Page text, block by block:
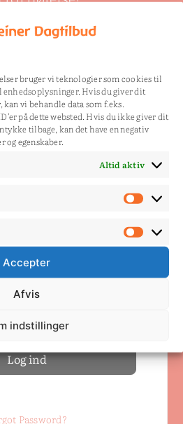
bruger vi teknologier som cookies til
enhedsoplysninger. Hvis du giver dit
vi behandle data som f.eks.
på dette websted. Hvis du ikke giver dit
tilbage, kan det have en negativ
egenskaber.
Altid aktiv
Accepter
Afvis
indstillinger
til:/mp-
være medlem for
Password?